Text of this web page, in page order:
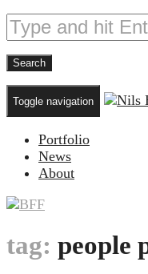
Toggle navigation
Portfolio
News
About
tag: people